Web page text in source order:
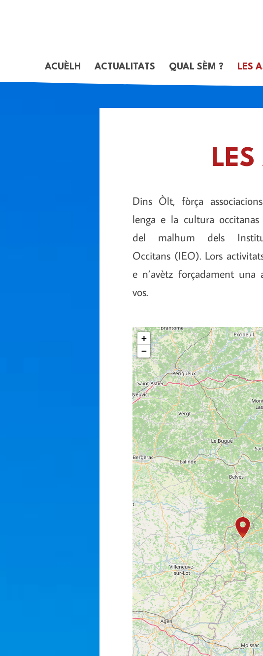
ACUÈLH ACTUALITATS QUAL SÈM ? LES
Dins Òlt, fòrça
lenga e la cultura
del malhum dels
Occitans (IEO). Lors
e n’avètz forçadament una
vos.
If you
+
−